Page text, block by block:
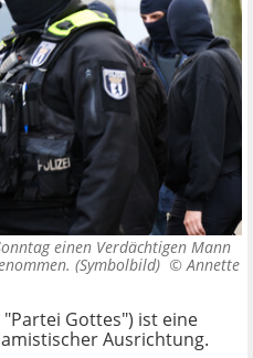
einen Verdächtigen Mann
(Symbolbild) ©Annette
Gottes") ist eine
Ausrichtung.